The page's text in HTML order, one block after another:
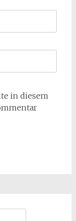
in diesem